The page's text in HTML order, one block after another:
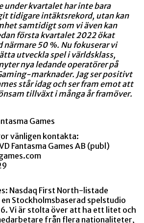
under kvartalet har inte bara
tidigare intäktsrekord, utan kan
samtidigt som vi även kan
första kvartalet 2022 ökat
50 %. Nu fokuserar vi
utveckla spel i världsklass,
nya ledande operatörer på
marknader. Jag ser positivt
står idag och ser fram emot att
tillväxt i många år framöver.
Games
vänligen kontakta:
Fantasma Games AB (publ)
Nasdaq First North-listade
en Stockholmsbaserad spelstudio
Vi är stolta över att ha ett litet och
från flera nationaliteter,